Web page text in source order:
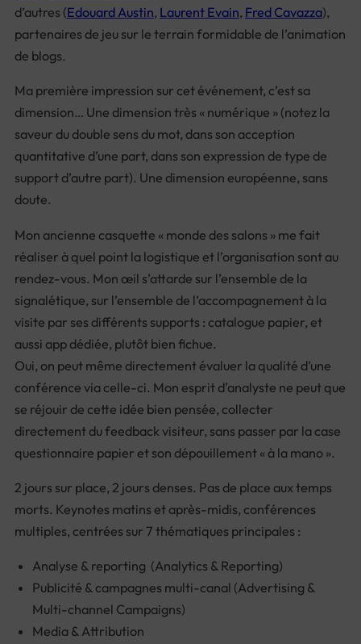
d’autres (Edouard Austin, Laurent Evain, Fred Cavazza),
partenaires de jeu sur le terrain formidable de l’animation
de blogs.
Ma première impression sur cet événement, c’est sa
dimension… Une dimension très « numérique » (notez la
saveur du double sens du mot, dans son acception
quantitative d’une part, dans son expression de type de
support d’autre part). Une dimension européenne, sans
doute.
Mon ancienne casquette « monde des salons » me fait
réaliser à quel point la logistique et l’organisation sont au
rendez-vous. Mon œil s’attarde sur l’ensemble de la
signalétique, sur l’ensemble de l’accompagnement à la
visite par ses différents supports : catalogue papier, et
aussi app dédiée, plutôt bien fichue.
Oui, on peut même directement évaluer la qualité d’une
conférence via celle-ci. Mon esprit d’analyste ne peut que
se réjouir de cette idée bien pensée, collecter
directement du feedback visiteur, sans passer par la case
questionnaire papier et son dépouillement « à la mano ».
2 jours sur place, 2 jours denses. Pas de place aux temps
morts. Keynotes matins et après-midis, conférences
multiples, centrées sur 7 thématiques principales :
Analyse & reporting (Analytics & Reporting)
Publicité & campagnes multi-canal (Advertising &
Multi-channel Campaigns)
Media & Attribution